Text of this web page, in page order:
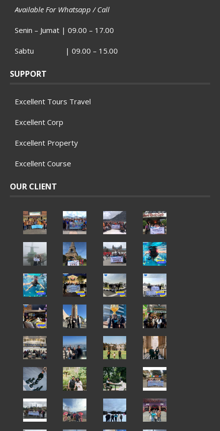
Available For Whatsapp / Call
Senin – Jumat | 09.00 – 17.00
Sabtu | 09.00 – 15.00
SUPPORT
Excellent Tours Travel
Excellent Corp
Excellent Property
Excellent Course
OUR CLIENT